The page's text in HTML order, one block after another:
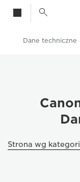
Dane techniczne
Strona wg